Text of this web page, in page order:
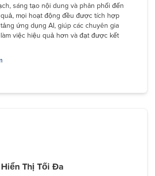
sáng tạo nội dung và phân phối đến
mọi hoạt động đều được tích hợp
ứng dụng AI, giúp các chuyên gia
việc hiệu quả hơn và đạt được kết
Thị Tối Đa